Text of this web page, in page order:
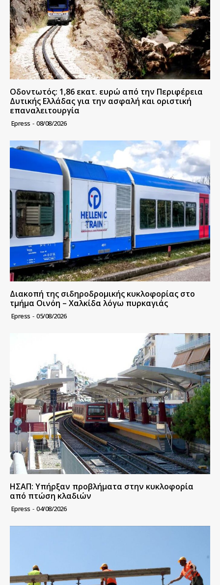
Οδοντωτός: 1,86 εκατ. ευρώ από την Περιφέρεια
Δυτικής Ελλάδας για την ασφαλή και οριστική
επαναλειτουργία
Epress - 08/08/2026
Διακοπή της σιδηροδρομικής κυκλοφορίας στο
τμήμα Οινόη – Χαλκίδα λόγω πυρκαγιάς
Epress - 05/08/2026
ΗΣΑΠ: Υπήρξαν προβλήματα στην κυκλοφορία
από πτώση κλαδιών
Epress - 04/08/2026